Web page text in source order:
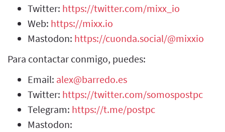
Twitter: https://twitter.com/mixx_io
Web: https://mixx.io
Mastodon: https://cuonda.social/@mixxio
Para contactar conmigo, puedes:
Email: alex@barredo.es
Twitter: https://twitter.com/somospostpc
Telegram: https://t.me/postpc
Mastodon: